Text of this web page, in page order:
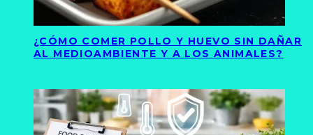
¿CÓMO COMER POLLO Y HUEVO SIN DAÑAR
AL MEDIOAMBIENTE Y A LOS ANIMALES?